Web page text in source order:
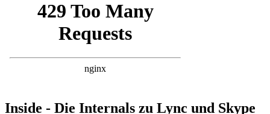
Inside - Die Internals zu Lync und Skype